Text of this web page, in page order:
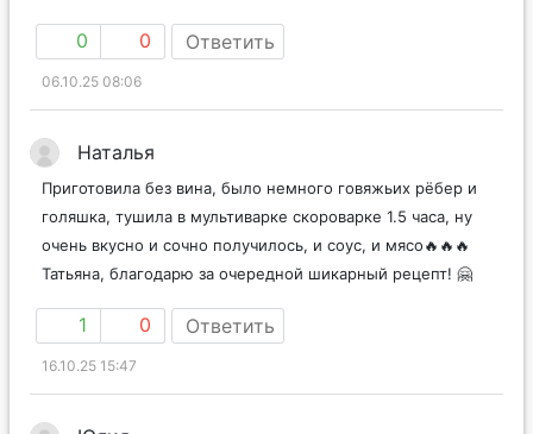
0 0 Ответить
06.10.25 08:06
Наталья
Приготовила без вина, было немного говяжьих рёбер и
голяшка, тушила в мультиварке скороварке 1.5 часа, ну
очень вкусно и сочно получилось, и соус, и мясо🔥🔥🔥
Татьяна, благодарю за очередной шикарный рецепт! 🤗
1 0 Ответить
16.10.25 15:47